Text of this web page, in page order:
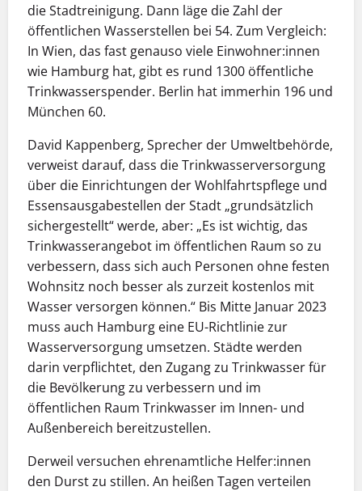
die Stadtreinigung. Dann läge die Zahl der
öffentlichen Wasserstellen bei 54. Zum Vergleich:
In Wien, das fast genauso viele Einwohner:innen
wie Hamburg hat, gibt es rund 1300 öffentliche
Trinkwasserspender. Berlin hat immerhin 196 und
München 60.
David Kappenberg, Sprecher der Umweltbehörde,
verweist darauf, dass die Trinkwasserversorgung
über die Einrichtungen der Wohlfahrtspflege und
Essens­ausgabestellen der Stadt „grundsätzlich
sichergestellt“ werde, aber: „Es ist wichtig, das
Trinkwasserangebot im öffentlichen Raum so zu
verbessern, dass sich auch Personen ohne festen
Wohnsitz noch besser als zurzeit kostenlos mit
Wasser versorgen können.“ Bis Mitte Januar 2023
muss auch Hamburg eine EU-Richtlinie zur
Wasserversorgung umsetzen. Städte werden
darin verpflichtet, den Zugang zu Trinkwasser für
die Bevölkerung zu verbessern und im
öffentlichen Raum Trinkwasser im Innen- und
Außenbereich bereitzustellen.
Derweil versuchen ehrenamtliche Helfer:innen
den Durst zu stillen. An heißen Tagen verteilen